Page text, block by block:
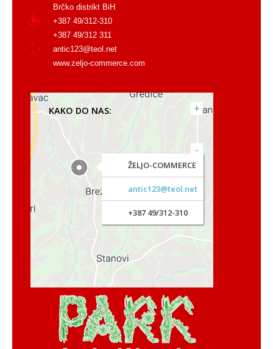
Brčko distrikt BiH
+387 49/312-310
+387 49/312 311
antic123@teol.net
www.zeljo-commerce.com